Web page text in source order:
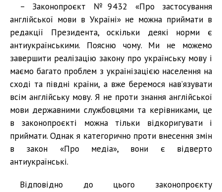
– Законопроєкт №9432 «Про застосування
англійської мови в Україні» не можна приймати в
редакції Президента, оскільки деякі норми є
антиукраїнськими. Поясню чому. Ми не можемо
завершити реалізацію закону про українську мову і
маємо багато проблем з українізацією населення на
сході та півдні країни, а вже беремося нав’язувати
всім англійську мову. Я не проти знання англійської
мови державними службовцями та керівниками, це
в законопроєкті можна тільки відкоригувати і
приймати. Однак я категорично проти внесення змін
в закон «Про медіа», вони є відверто
антиукраїнські.
Відповідно до цього законопроєкту